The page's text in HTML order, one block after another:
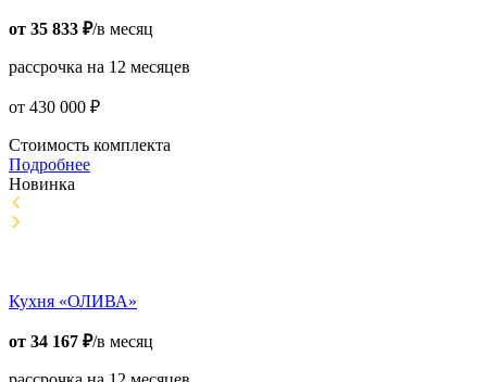
от 35 833 ₽/в месяц
рассрочка на 12 месяцев
от 430 000 ₽
Стоимость комплекта
Подробнее
Новинка
Кухня «ОЛИВА»
от 34 167 ₽/в месяц